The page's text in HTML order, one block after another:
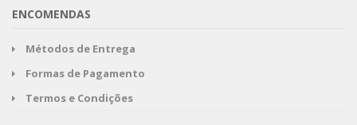
ENCOMENDAS
Métodos de Entrega
Formas de Pagamento
Termos e Condições